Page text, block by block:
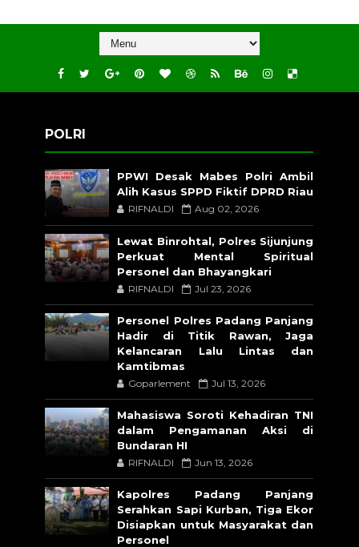
POLRI
PPWI Desak Mabes Polri Ambil
Alih Kasus SPPD Fiktif DPRD Riau
RIFNALDI Aug 02, 2026
Lewat Binrohtal, Polres Sijunjung
Perkuat Mental Spiritual
Personel dan Bhayangkari
RIFNALDI Jul 23, 2026
Personel Polres Padang Panjang
Hadir di Titik Rawan, Jaga
Kelancaran Lalu Lintas dan
Kamtibmas
Goparlement Jul 13, 2026
Mahasiswa Soroti Kehadiran TNI
dalam Pengamanan Aksi di
Bundaran HI
RIFNALDI Jun 13, 2026
Kapolres Padang Panjang
Serahkan Sapi Kurban, Tiga Ekor
Disiapkan untuk Masyarakat dan
Personel